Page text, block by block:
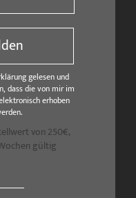
gelesen und
dass die von mir im
erhoben
von 250€,
gültig